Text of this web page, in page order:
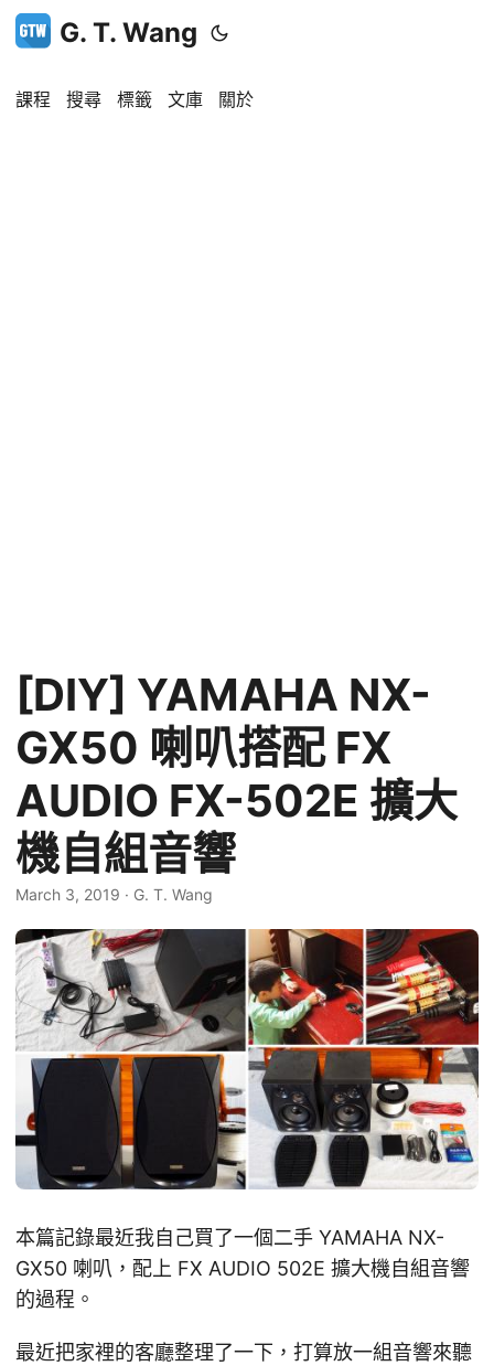
G. T. Wang
課程 搜尋 標籤 文庫 關於
[DIY] YAMAHA NX-
GX50 喇叭搭配 FX
AUDIO FX-502E 擴大
機自組音響
March 3, 2019 · G. T. Wang
本篇記錄最近我自己買了一個二手 YAMAHA NX-
GX50 喇叭，配上 FX AUDIO 502E 擴大機自組音響
的過程。
最近把家裡的客廳整理了一下，打算放一組音響來聽